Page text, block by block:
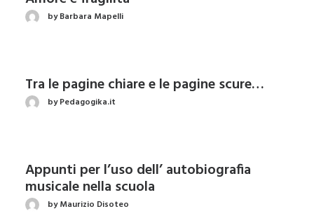
by Barbara Mapelli
Tra le pagine chiare e le pagine scure…
by Pedagogika.it
Appunti per l’uso dell’ autobiografia
musicale nella scuola
by Maurizio Disoteo